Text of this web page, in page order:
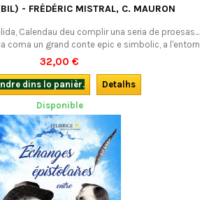
- FRÉDÉRIC MISTRAL, C. MAURON
Calendau deu complir una seria de proesas...
coma un grand conte epic e simbolic, a l'entorn
a Mistral. Un tèxte que merita d'èsser
"Calendau est un grand poème de résistance"
(Lire Mistral, aujourd'hui - conférence). Bilingüe
occitan-francés...
32,00 €
dins lo panièr.
Detalhs
Disponible